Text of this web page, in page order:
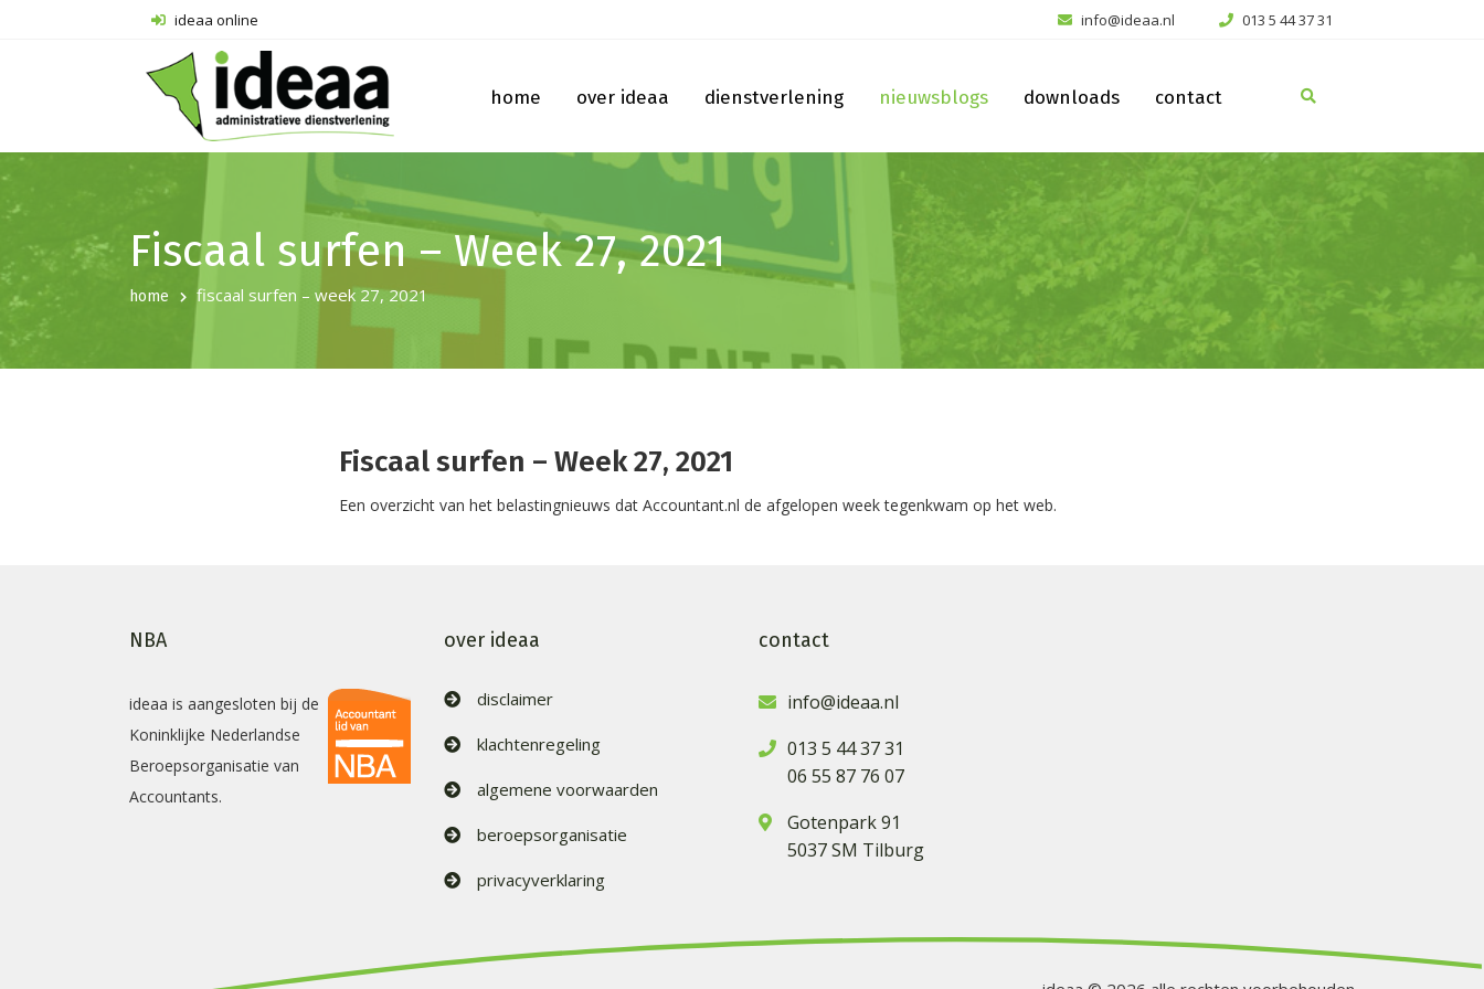
ideaa online 013 5 44 37 31
info@ideaa.nl
home over ideaa dienstverlening nieuwsblogs downloads contact
Fiscaal surfen – Week 27, 2021
home fiscaal surfen – week 27, 2021
Fiscaal surfen – Week 27, 2021
Een overzicht van het belastingnieuws dat Accountant.nl de afgelopen week tegenkwam op het web.
NBA
ideaa is aangesloten bij de
Koninklijke Nederlandse
Beroepsorganisatie van
Accountants.
over ideaa
disclaimer
klachtenregeling
algemene voorwaarden
beroepsorganisatie
privacyverklaring
contact
info@ideaa.nl
013 5 44 37 31
06 55 87 76 07
Gotenpark 91
5037 SM Tilburg